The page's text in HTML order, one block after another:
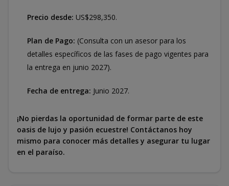
Precio desde: US$298,350.
Plan de Pago: (Consulta con un asesor para los
detalles específicos de las fases de pago vigentes para
la entrega en junio 2027).
Fecha de entrega: Junio 2027.
¡No pierdas la oportunidad de formar parte de este
oasis de lujo y pasión ecuestre! Contáctanos hoy
mismo para conocer más detalles y asegurar tu lugar
en el paraíso.